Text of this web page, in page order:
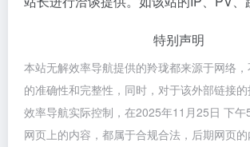
特别声明
本站无解效率导航提供的羚珑都来源于网络
的准确性和完整性，同时，对于该外部链接
效率导航实际控制，在2025年11月25日 下
网页上的内容，都属于合规合法，后期网页